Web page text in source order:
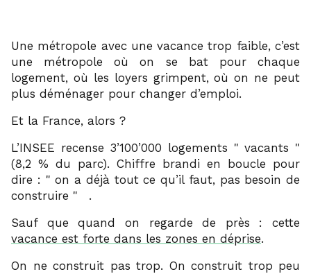
Une métropole avec une vacance trop faible, c’est
une métropole où on se bat pour chaque
logement, où les loyers grimpent, où on ne peut
plus déménager pour changer d’emploi.
Et la France, alors ?
L’INSEE recense 3’100’000 logements
vacants
(8,2 % du parc). Chiffre brandi en boucle pour
dire :
on a déjà tout ce qu’il faut, pas besoin de
construire
.
Sauf que quand on regarde de près : cette
vacance est forte dans les zones en déprise.
On ne construit pas trop. On construit trop peu